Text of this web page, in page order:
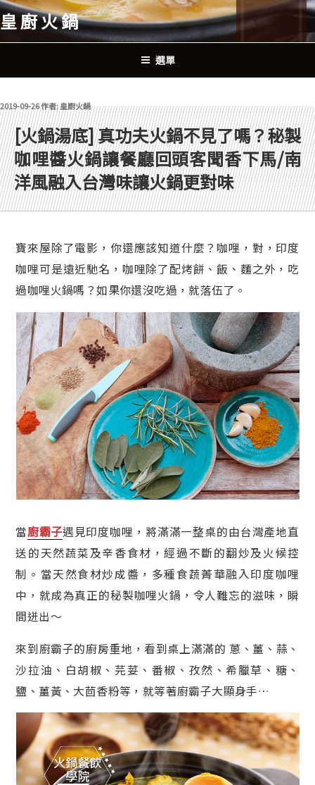
跳
至
主
內
皇廚火鍋
選單
發佈於
2019-09-26作者:皇廚火鍋
[火鍋湯底] 真功夫火鍋不見了嗎？秘製
咖哩醬火鍋讓餐廳回頭客聞香下馬/南
洋風融入台灣味讓火鍋更對味
寶來屋除了電影，你還應該知道什麼？咖哩，對，印度
咖哩可是遠近馳名，咖哩除了配烤餅、飯、麵之外，吃
過咖哩火鍋嗎？如果你還沒吃過，就落伍了。
當廚霸子遇見印度咖哩，將滿滿一整桌的由台灣產地直
送的天然蔬菜及辛香食材，經過不斷的翻炒及火候控
制。當天然食材炒成醬，多種食蔬菁華融入印度咖哩
中，就成為真正的秘製咖哩火鍋，令人難忘的滋味，瞬
間迸出～
來到廚霸子的廚房重地，看到桌上滿滿的 蔥、薑、蒜、
沙拉油、白胡椒、芫荽、番椒、孜然、希臘草、糖、
鹽、薑黃、大茴香粉等，就等著廚霸子大顯身手…